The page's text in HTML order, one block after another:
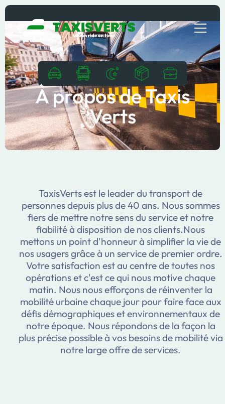
À propos de Taxis
Verts
TaxisVerts est le leader du transport de
personnes depuis plus de 40 ans. Nous sommes
fiers de mettre notre sens du service et notre
fiabilité à disposition de nos clients.Nous
mettons un point d'honneur à simplifier la vie de
nos usagers grâce à un service de premier ordre.
Votre satisfaction est au centre de toutes nos
opérations et c'est ce qui nous motive chaque
matin. Nous nous efforçons de réinventer la
mobilité urbaine chaque jour pour faire face aux
défis démographiques et environnementaux de
notre époque. Nous répondons de la façon la
plus précise possible à vos besoins de mobilité via
notre large offre de services.